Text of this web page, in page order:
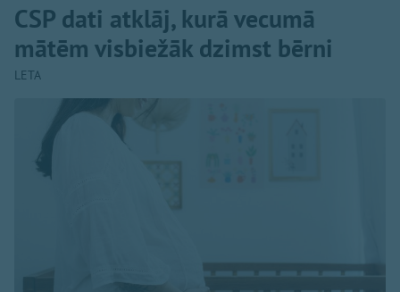
CSP dati atklāj, kurā vecumā
mātēm visbiežāk dzimst bērni
LETA